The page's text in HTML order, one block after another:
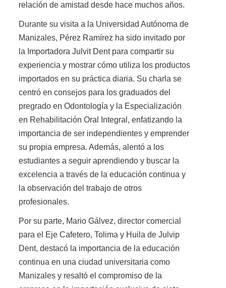
relación de amistad desde hace muchos años.
Durante su visita a la Universidad Autónoma de
Manizales, Pérez Ramírez ha sido invitado por
la Importadora Julvit Dent para compartir su
experiencia y mostrar cómo utiliza los productos
importados en su práctica diaria. Su charla se
centró en consejos para los graduados del
pregrado en Odontología y la Especialización
en Rehabilitación Oral Integral, enfatizando la
importancia de ser independientes y emprender
su propia empresa. Además, alentó a los
estudiantes a seguir aprendiendo y buscar la
excelencia a través de la educación continua y
la observación del trabajo de otros
profesionales.
Por su parte, Mario Gálvez, director comercial
para el Eje Cafetero, Tolima y Huila de Julvip
Dent, destacó la importancia de la educación
continua en una ciudad universitaria como
Manizales y resaltó el compromiso de la